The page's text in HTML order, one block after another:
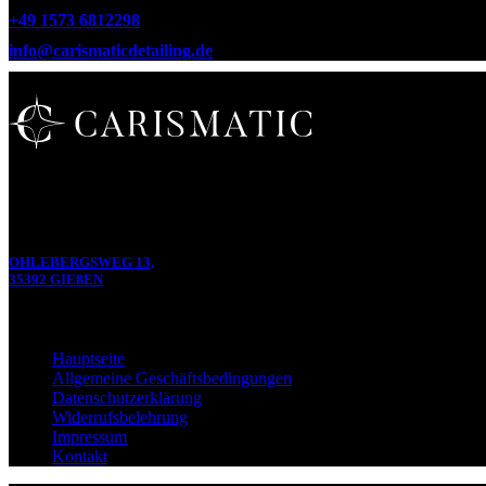
+49 1573 6812298
info@carismaticdetailing.de
OHLEBERGSWEG 13,
35392 GIEßEN
Hauptseite
Allgemeine Geschäftsbedingungen
Datenschutzerklärung
Widerrufsbelehrung
Impressum
Kontakt